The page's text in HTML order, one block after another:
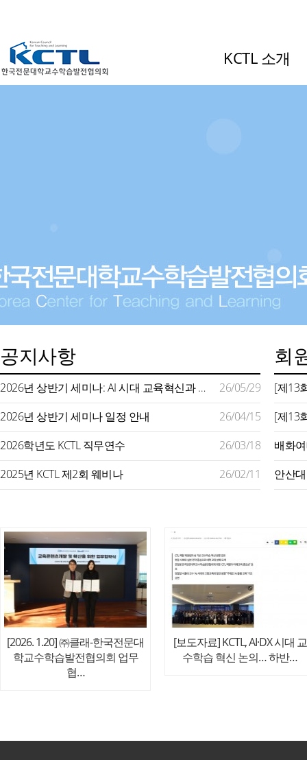
KCTL 소개
공지사항
2026년 상반기 세미나: AI 시대 교육혁신과 미래형 교수학습 지원
26/05/29
2026년 상반기 세미나 일정 안내
26/04/15
2026학년도 KCTL 직무연수
26/03/18
2025년 KCTL 제2회 웨비나
26/02/11
회
[2026. 1.20] ㈜클래-한국전문대
학교수학습발전협의회 업무
협…
[보도자료] KCTL, AI·DX 시대 교
수학습 혁신 논의… 하반…